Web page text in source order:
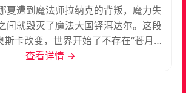
夏遭到魔法师拉纳克的背叛，魔力失
间就毁灭了魔法大国铎洱达尔。这段
斯卡改变，世界开始了不存在“苍月魔
缇娜夏成为铎洱达尔的女王，最后进
查看详情 →